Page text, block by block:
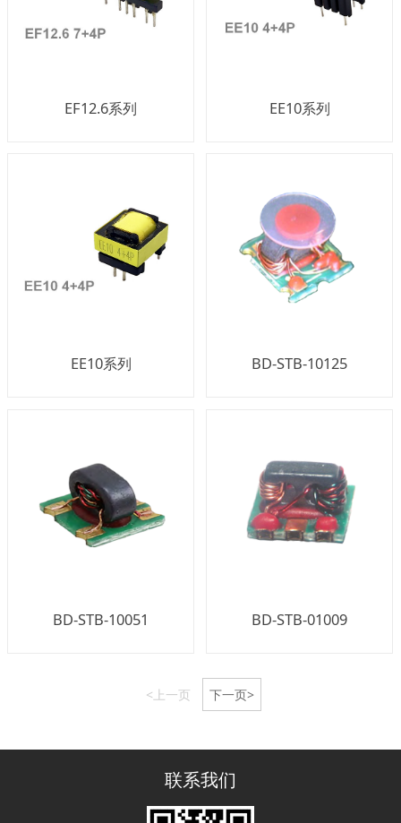
EF12.6系列 EE10系列
EE10系列 BD-STB-10125
BD-STB-10051 BD-STB-01009
<上一页 下一页>
联系我们